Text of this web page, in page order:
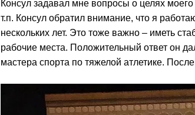
Консул задавал мне вопросы о целях
т.п. Консул обратил внимание, что я
нескольких лет. Это тоже важно – иметь
рабочие места. Положительный ответ он
мастера спорта по тяжелой атлетике.